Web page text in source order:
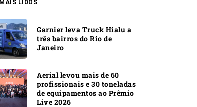
MAIS LIDOS
Garnier leva Truck Hialu a
três bairros do Rio de
Janeiro
Aerial levou mais de 60
profissionais e 30 toneladas
de equipamentos ao Prêmio
Live 2026